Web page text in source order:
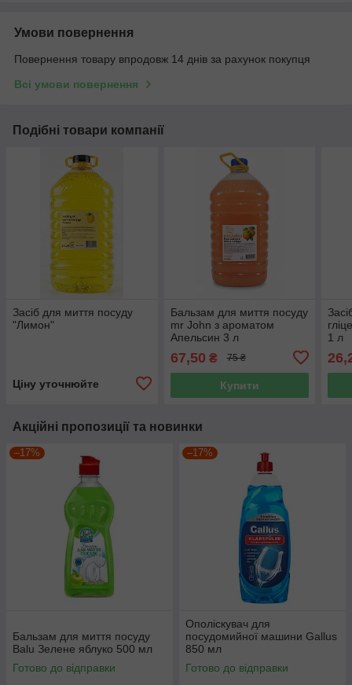
Умови повернення
Повернення товару впродовж 14 днів за рахунок покупця
Всі умови повернення
Подібні товари компанії
Засіб для миття посуду
"Лимон"
Ціну уточнюйте
Бальзам для миття посуду
mr John з ароматом
Апельсин 3 л
67,50 ₴ 75 ₴
Купити
1 л
Акційні пропозиції та новинки
–17%
Бальзам для миття посуду
Balu Зелене яблуко 500 мл
Готово до відправки
–17%
Ополіскувач для
посудомийної машини Gallus
850 мл
Готово до відправки